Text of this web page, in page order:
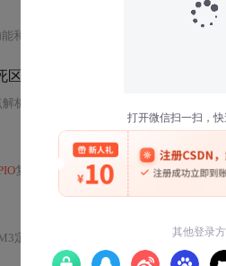
和低功耗唤醒设置。示例代码展示了如何
区设置的几个关键细节
析
复用模式与时钟 配置 （APB1/APB2差异
定时器产生 ，每秒翻转LED的状态